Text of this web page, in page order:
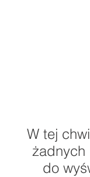
W tej
żadnych
do